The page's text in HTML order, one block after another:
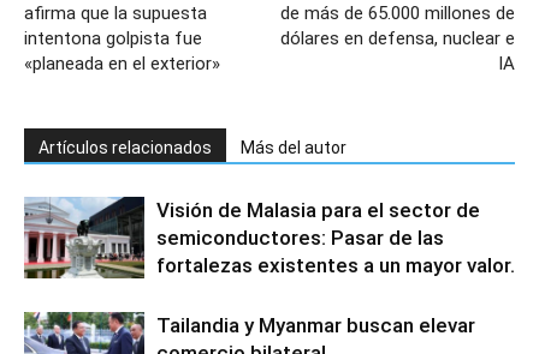
afirma que la supuesta
intentona golpista fue
«planeada en el exterior»
de más de 65.000 millones de
dólares en defensa, nuclear e
IA
Artículos relacionados Más del autor
Visión de Malasia para el sector de
semiconductores: Pasar de las
fortalezas existentes a un mayor valor.
Tailandia y Myanmar buscan elevar